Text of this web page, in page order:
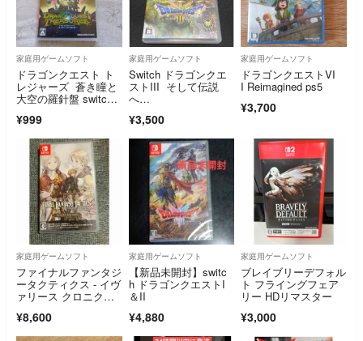
家庭用ゲームソフト
ドラゴンクエスト ト
レジャーズ 蒼き瞳と
大空の羅針盤 switc
¥999
家庭用ゲームソフト
Switch ドラゴンクエ
ストIII そして伝説
へ…
¥3,500
家庭用ゲームソフト
ドラゴンクエストVI
I Reimagined ps5
¥3,700
家庭用ゲームソフト
ファイナルファンタジ
ータクティクス - イヴ
ァリース クロニクル
ション
¥8,600
家庭用ゲームソフト
【新品未開封】switc
h ドラゴンクエストI
＆II
¥4,880
家庭用ゲームソフト
ブレイブリーデフォル
ト フライングフェア
リー HDリマスター
¥3,000